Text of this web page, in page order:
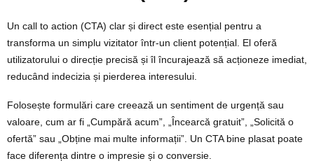
Un call to action (CTA) clar și direct este esențial pentru a
transforma un simplu vizitator într-un client potențial. El oferă
utilizatorului o direcție precisă și îl încurajează să acționeze imediat,
reducând indecizia și pierderea interesului.
Folosește formulări care creează un sentiment de urgență sau
valoare, cum ar fi „Cumpără acum”, „Încearcă gratuit”, „Solicită o
ofertă” sau „Obține mai multe informații”. Un CTA bine plasat poate
face diferența dintre o impresie și o conversie.